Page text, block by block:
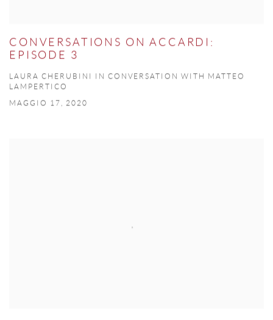
CONVERSATIONS ON ACCARDI:
EPISODE 3
LAURA CHERUBINI IN CONVERSATION WITH MATTEO
LAMPERTICO
MAGGIO 17, 2020